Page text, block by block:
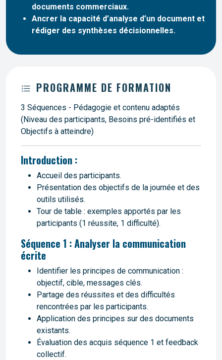
documents commerciaux.
Ancrer la capacité d’analyse d’un document et
rédiger des synthèses décisionnelles.
PROGRAMME DE FORMATION
3 Séquences - Pédagogie et contenu adaptés
(Niveau des participants, Besoins pré-identifiés et
Objectifs à atteindre)
Introduction :
Accueil des participants.
Présentation des objectifs de la journée et des
outils utilisés.
Tour de table : exemples apportés par les
participants (1 réussite, 1 difficulté).
Séquence 1 : Analyser la communication
écrite
Identifier les principes de communication :
objectif, cible, messages clés.
Partage des réussites et des difficultés
rencontrées par les participants.
Application des principes sur des documents
existants.
Évaluation des acquis séquence 1 et feedback
collectif.